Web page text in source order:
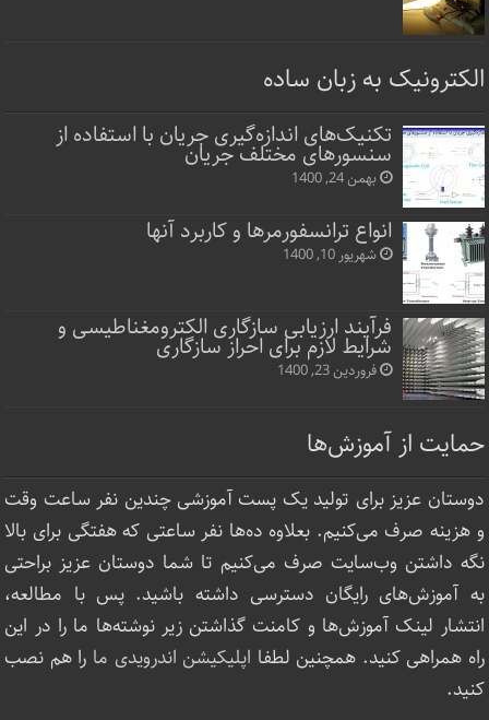
الکترونیک به زبان ساده
تکنیک‌های اندازه‌گیری جریان با استفاده از
سنسورهای مختلف جریان
بهمن 24, 1400
انواع ترانسفورمرها و کاربرد آنها
شهریور 10, 1400
فرآیند ارزیابی سازگاری الکترومغناطیسی و
شرایط لازم برای احراز سازگاری
فروردین 23, 1400
حمایت از آموزش‌ها
دوستان عزیز برای تولید یک پست آموزشی چندین نفر ساعت‌ وقت
و هزینه صرف می‌کنیم. بعلاوه ده‌ها نفر ساعتی که هفتگی برای بالا
نگه داشتن وب‌سایت صرف ‌می‌کنیم تا شما دوستان عزیز براحتی
به آموزش‌های رایگان دسترسی داشته باشید. پس با مطالعه،
انتشار لینک‌ آموزش‌ها و کامنت گذاشتن زیر نوشته‌‌ها ما را در این
راه همراهی کنید. همچنین لطفا اپلیکیشن اندرویدی ما را هم نصب
کنید.